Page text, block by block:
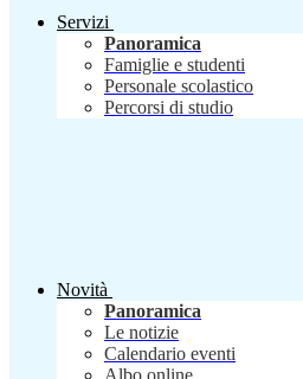
Servizi
Panoramica
Famiglie e studenti
Personale scolastico
Percorsi di studio
Novità
Panoramica
Le notizie
Calendario eventi